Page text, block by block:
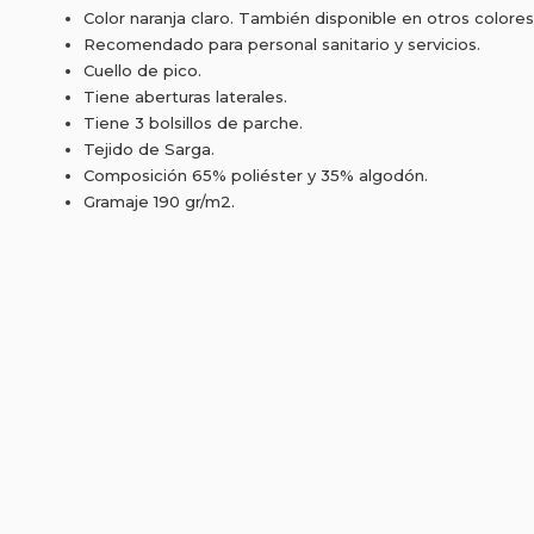
Color naranja claro. También disponible en otros
Recomendado para personal sanitario y servicios.
Cuello de pico.
Tiene aberturas laterales.
Tiene 3 bolsillos de parche.
Tejido de Sarga.
Composición 65% poliéster y 35% algodón.
Gramaje 190 gr/m2.